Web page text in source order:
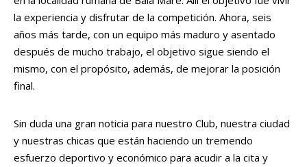
la experiencia y disfrutar de la competición. Ahora, seis
años más tarde, con un equipo más maduro y asentado
después de mucho trabajo, el objetivo sigue siendo el
mismo, con el propósito, además, de mejorar la posición
final.
Sin duda una gran noticia para nuestro Club, nuestra ciudad
y nuestras chicas que están haciendo un tremendo
esfuerzo deportivo y económico para acudir a la cita y